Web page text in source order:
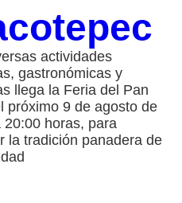
actividades
gastronómicas y
llega la Feria del Pan
próximo 9 de agosto de
20:00 horas, para
la tradición panadera de